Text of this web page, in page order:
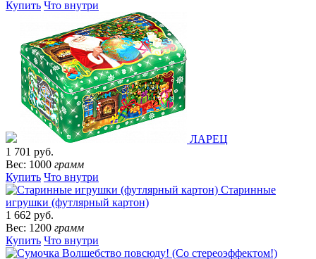
Купить Что внутри
ЛАРЕЦ
1 701 руб.
Вес: 1000 грамм
Купить Что внутри
Старинные
игрушки (футлярный картон)
1 662 руб.
Вес: 1200 грамм
Купить Что внутри